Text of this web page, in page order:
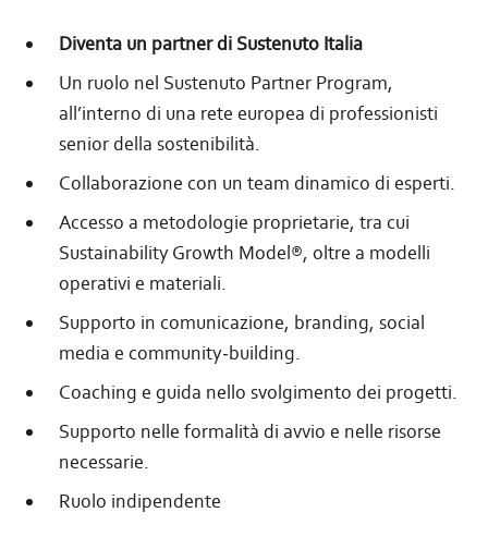
Diventa un partner di Sustenuto Italia
Un ruolo nel Sustenuto Partner Program,
all’interno di una rete europea di professionisti
senior della sostenibilità.
Collaborazione con un team dinamico di esperti.
Accesso a metodologie proprietarie, tra cui
Sustainability Growth Model®, oltre a modelli
operativi e materiali.
Supporto in comunicazione, branding, social
media e community‑building.
Coaching e guida nello svolgimento dei progetti.
Supporto nelle formalità di avvio e nelle risorse
necessarie.
Ruolo indipendente